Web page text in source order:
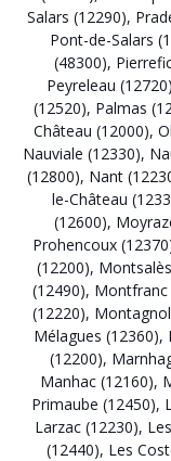
Salars (12290),
Pont-de-Salars
(48300),
Peyreleau (12720)
(12520), Palmas
Château (12000),
Nauviale (12330),
(12800), Nant
le-Château
(12600),
Prohencoux
(12200),
(12490), Montfranc
(12220),
Mélagues (12360),
(12200),
Manhac (12160),
Primaube (12450),
Larzac (12230),
(12440), Les